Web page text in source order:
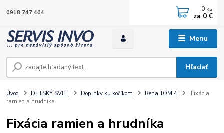
Menu
Hľadať
0918 747 404 0 ks
za 0 €
Úvod DETSKÝ SVET Doplnky ku kočíkom Reha TOM 4
Fixácia
ramien a hrudníka
Fixácia ramien a hrudníka